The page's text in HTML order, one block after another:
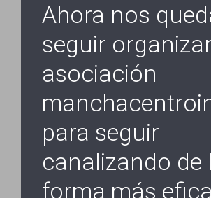
Ahora nos
seguir
asociación
para seguir
canalizando de
forma más